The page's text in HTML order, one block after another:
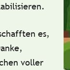
es,
voller